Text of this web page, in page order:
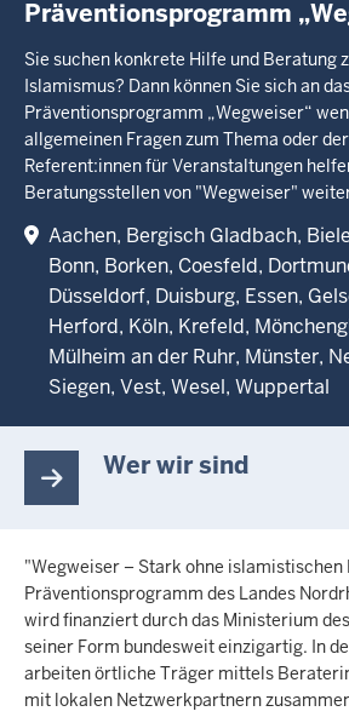
Präventionsprogramm
Sie suchen konkrete Hilfe und Beratung
Islamismus? Dann können Sie sich an
Präventionsprogramm „Wegweiser“
allgemeinen Fragen zum Thema oder
Referent:innen für Veranstaltungen
Beratungsstellen von "Wegweiser"
Aachen Bergisch Gladbach
Bonn Borken Coesfeld
Düsseldorf Duisburg Essen
Herford Köln Krefeld
Mülheim an der Ruhr Münster
Siegen Vest Wesel Wuppertal
Wer wir sind
"Wegweiser – Stark ohne
Präventionsprogramm des Landes
wird finanziert durch das Ministerium
seiner Form bundesweit einzigartig. In
arbeiten örtliche Träger mittels
mit lokalen Netzwerkpartnern